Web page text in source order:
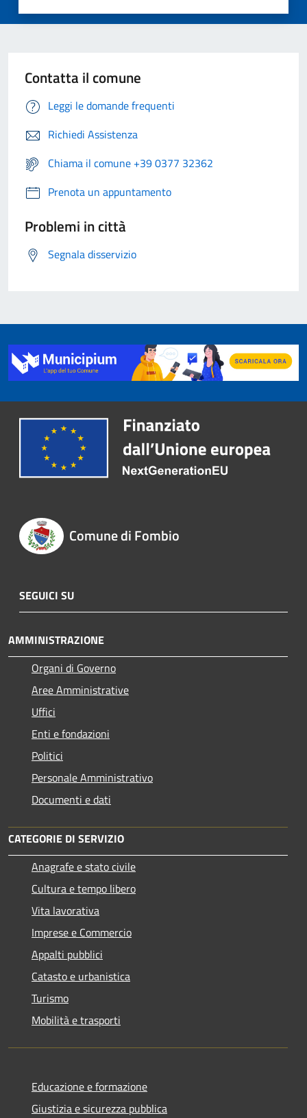
Contatta il comune
Leggi le domande frequenti
Richiedi Assistenza
Chiama il comune +39 0377 32362
Prenota un appuntamento
Problemi in città
Segnala disservizio
Comune di Fombio
SEGUICI SU
AMMINISTRAZIONE
Organi di Governo
Aree Amministrative
Uffici
Enti e fondazioni
Politici
Personale Amministrativo
Documenti e dati
CATEGORIE DI SERVIZIO
Anagrafe e stato civile
Cultura e tempo libero
Vita lavorativa
Imprese e Commercio
Appalti pubblici
Catasto e urbanistica
Turismo
Mobilità e trasporti
Educazione e formazione
Giustizia e sicurezza pubblica